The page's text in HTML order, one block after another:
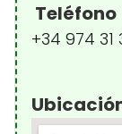
Teléfono
+34 974 31
Ubicación